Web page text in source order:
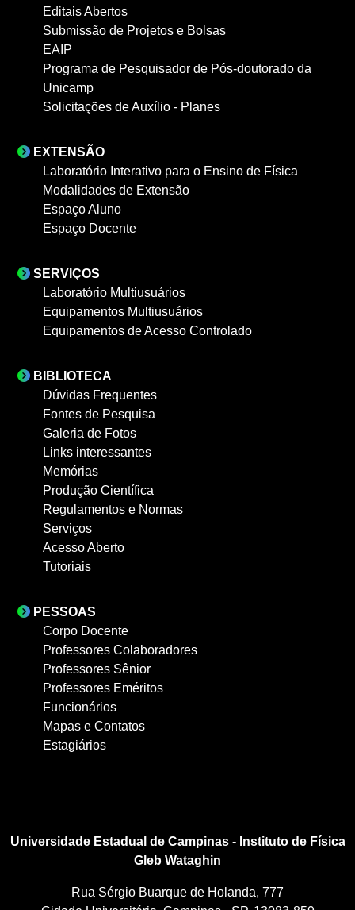
Editais Abertos
Submissão de Projetos e Bolsas
EAIP
Programa de Pesquisador de Pós-doutorado da
Unicamp
Solicitações de Auxílio - Planes
EXTENSÃO
Laboratório Interativo para o Ensino de Física
Modalidades de Extensão
Espaço Aluno
Espaço Docente
SERVIÇOS
Laboratório Multiusuários
Equipamentos Multiusuários
Equipamentos de Acesso Controlado
BIBLIOTECA
Dúvidas Frequentes
Fontes de Pesquisa
Galeria de Fotos
Links interessantes
Memórias
Produção Científica
Regulamentos e Normas
Serviços
Acesso Aberto
Tutoriais
PESSOAS
Corpo Docente
Professores Colaboradores
Professores Sênior
Professores Eméritos
Funcionários
Mapas e Contatos
Estagiários
Universidade Estadual de Campinas - Instituto de Física
Gleb Wataghin
Rua Sérgio Buarque de Holanda, 777